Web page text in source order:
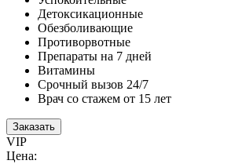
Детоксикационные
Обезболивающие
Противорвотные
Препараты на 7 дней
Витамины
Срочный вызов 24/7
Врач со стажем от 15 лет
Заказать
VIP
Цена: